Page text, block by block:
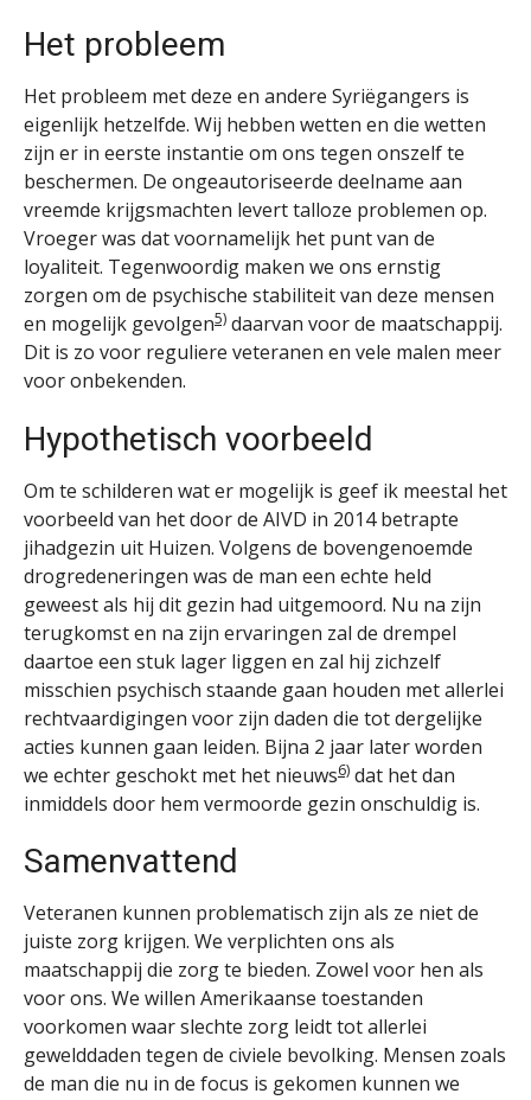
Het probleem
Het probleem met deze en andere Syriëgangers is
eigenlijk hetzelfde. Wij hebben wetten en die wetten
zijn er in eerste instantie om ons tegen onszelf te
beschermen. De ongeautoriseerde deelname aan
vreemde krijgsmachten levert talloze problemen op.
Vroeger was dat voornamelijk het punt van de
loyaliteit. Tegenwoordig maken we ons ernstig
zorgen om de psychische stabiliteit van deze mensen
en mogelijk gevolgen5) daarvan voor de maatschappij.
Dit is zo voor reguliere veteranen en vele malen meer
voor onbekenden.
Hypothetisch voorbeeld
Om te schilderen wat er mogelijk is geef ik meestal het
voorbeeld van het door de AIVD in 2014 betrapte
jihadgezin uit Huizen. Volgens de bovengenoemde
drogredeneringen was de man een echte held
geweest als hij dit gezin had uitgemoord. Nu na zijn
terugkomst en na zijn ervaringen zal de drempel
daartoe een stuk lager liggen en zal hij zichzelf
misschien psychisch staande gaan houden met allerlei
rechtvaardigingen voor zijn daden die tot dergelijke
acties kunnen gaan leiden. Bijna 2 jaar later worden
we echter geschokt met het nieuws6) dat het dan
inmiddels door hem vermoorde gezin onschuldig is.
Samenvattend
Veteranen kunnen problematisch zijn als ze niet de
juiste zorg krijgen. We verplichten ons als
maatschappij die zorg te bieden. Zowel voor hen als
voor ons. We willen Amerikaanse toestanden
voorkomen waar slechte zorg leidt tot allerlei
gewelddaden tegen de civiele bevolking. Mensen zoals
de man die nu in de focus is gekomen kunnen we